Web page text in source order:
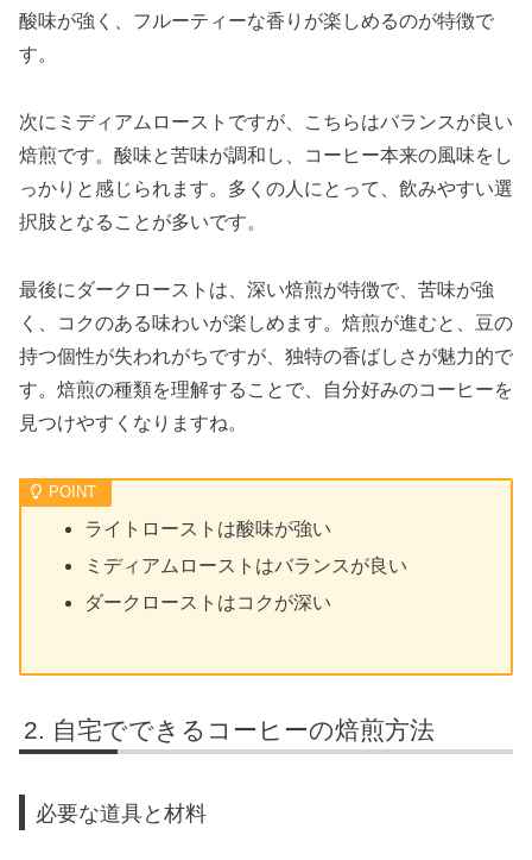
酸味が強く、フルーティーな香りが楽しめるのが特徴で
す。
次にミディアムローストですが、こちらはバランスが良い
焙煎です。酸味と苦味が調和し、コーヒー本来の風味をし
っかりと感じられます。多くの人にとって、飲みやすい選
択肢となることが多いです。
最後にダークローストは、深い焙煎が特徴で、苦味が強
く、コクのある味わいが楽しめます。焙煎が進むと、豆の
持つ個性が失われがちですが、独特の香ばしさが魅力的で
す。焙煎の種類を理解することで、自分好みのコーヒーを
見つけやすくなりますね。
ライトローストは酸味が強い
ミディアムローストはバランスが良い
ダークローストはコクが深い
自宅でできるコーヒーの焙煎方法
必要な道具と材料